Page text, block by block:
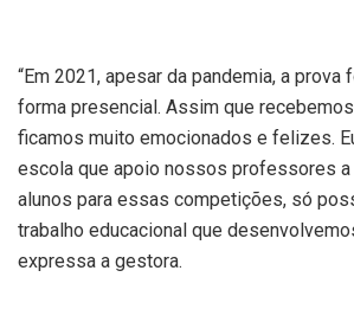
“Em 2021, apesar da pandemia, a prova
forma presencial. Assim que
ficamos muito emocionados e felizes.
escola que apoio nossos professores
alunos para essas competições, só
trabalho educacional que
expressa a gestora.